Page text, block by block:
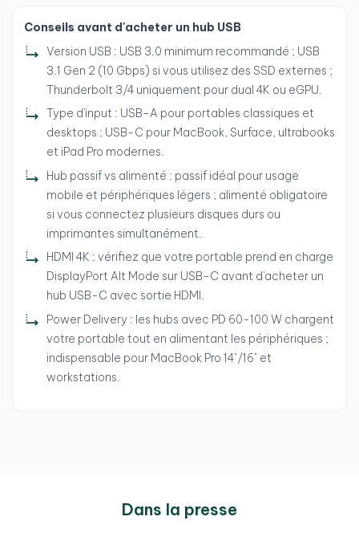
Conseils avant d'acheter un hub USB
Version USB : USB 3.0 minimum recommandé ; USB
3.1 Gen 2 (10 Gbps) si vous utilisez des SSD externes ;
Thunderbolt 3/4 uniquement pour dual 4K ou eGPU.
Type d'input : USB-A pour portables classiques et
desktops ; USB-C pour MacBook, Surface, ultrabooks
et iPad Pro modernes.
Hub passif vs alimenté : passif idéal pour usage
mobile et périphériques légers ; alimenté obligatoire
si vous connectez plusieurs disques durs ou
imprimantes simultanément.
HDMI 4K : vérifiez que votre portable prend en charge
DisplayPort Alt Mode sur USB-C avant d'acheter un
hub USB-C avec sortie HDMI.
Power Delivery : les hubs avec PD 60-100 W chargent
votre portable tout en alimentant les périphériques ;
indispensable pour MacBook Pro 14"/16" et
workstations.
Dans la presse